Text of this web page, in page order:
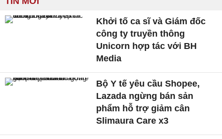
Khởi tố ca sĩ và Giám đốc
công ty truyền thông
Unicorn hợp tác với BH
Media
Bộ Y tế yêu cầu Shopee,
Lazada ngừng bán sản
phẩm hỗ trợ giảm cân
Slimaura Care x3